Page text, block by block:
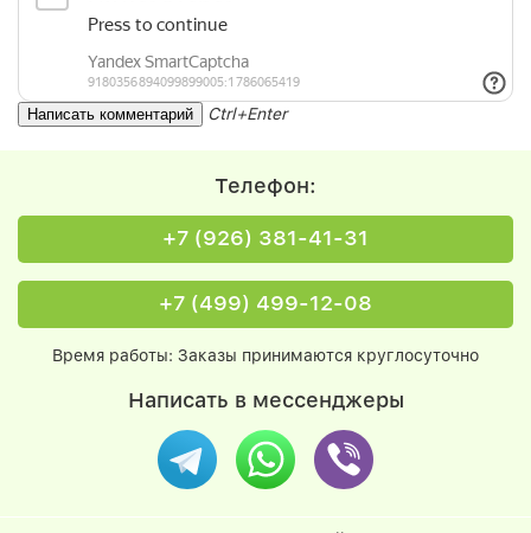
Ctrl+Enter
Телефон:
+7 (926) 381-41-31
+7 (499) 499-12-08
Время работы: Заказы принимаются круглосуточно
Написать в мессенджеры